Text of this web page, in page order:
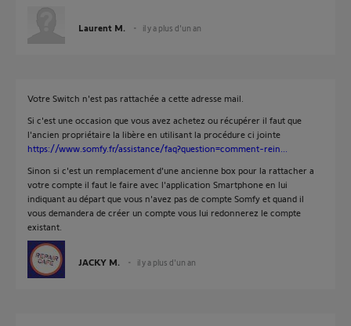
Laurent M. il y a plus d'un an
Votre Switch n'est pas rattachée a cette adresse mail.
Si c'est une occasion que vous avez achetez ou récupérer il faut que
l'ancien propriétaire la libère en utilisant la procédure ci jointe
https://www.somfy.fr/assistance/faq?question=comment-rein...
Sinon si c'est un remplacement d'une ancienne box pour la rattacher a
votre compte il faut le faire avec l'application Smartphone en lui
indiquant au départ que vous n'avez pas de compte Somfy et quand il
vous demandera de créer un compte vous lui redonnerez le compte
existant.
JACKY M. il y a plus d'un an